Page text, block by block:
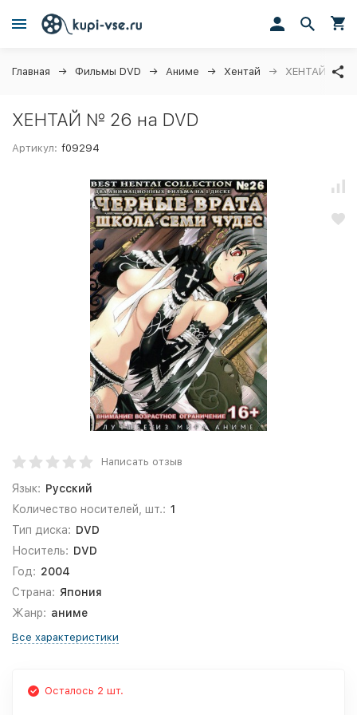
Главная Фильмы DVD Аниме Хентай ХЕНТАЙ № 26
ХЕНТАЙ № 26 на DVD
Артикул: f09294
Написать отзыв
Язык: Русский
Количество носителей, шт.: 1
Тип диска: DVD
Носитель: DVD
Год: 2004
Страна: Япония
Жанр: аниме
Все характеристики
Осталось 2 шт.